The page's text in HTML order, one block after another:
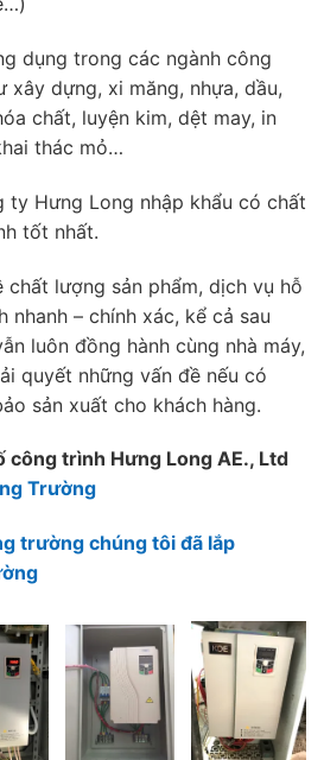
dụng trong các ngành công
xây dựng, xi măng, nhựa, dầu,
chất, luyện kim, dệt may, in
thác mỏ…
ty Hưng Long nhập khẩu có chất
tốt nhất.
lượng sản phẩm, dịch vụ hỗ
nhanh – chính xác, kể cả sau
luôn đồng hành cùng nhà máy,
quyết những vấn đề nếu có
sản xuất cho khách hàng.
công trình Hưng Long AE., Ltd
Trường
trường chúng tôi đã lắp